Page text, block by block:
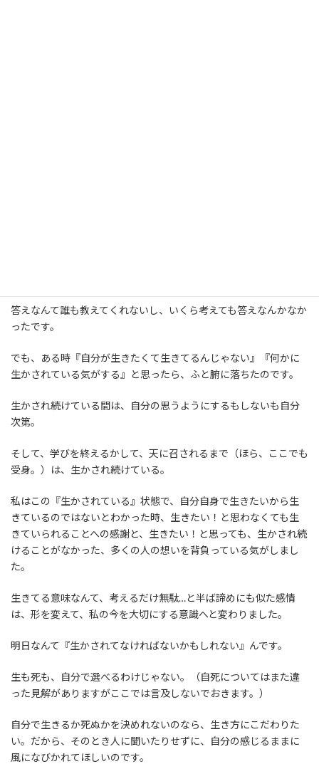
答えなんて誰も教えてくれないし、いくら考えても答えなんかなか
ったです。
でも、ある時『自分が生きたくて生きてるんじゃない』『何かに
生かされている気がする』と思ったら、ふと腑に落ちたのです。
生かされ続けている間は、自分の思うようにするもしないも自分
次第。
そして、学びを終えるかして、天に召されるまで（ほら、ここでも
受身。）は、生かされ続けている。
私はこの『生かされている』状態で、自分自身で生きたいから生
きているのではないとわかった時、生きたい！と思わなくても生
きていられることへの感謝と、生きたい！と思っても、生かされ続
けることがなかった、多くの人の想いを背負っている気がしまし
た。
生きてる意味なんて、考えるだけ無駄…と半ば諦めにも似た感情
は、形を変えて、私の今を大切にする意識へと変わりました。
明日なんて『生かされてなければないかもしれない』んです。
生も死も、自分で選べるわけじゃない。（自死についてはまた違
った見解がありますがここでは言及しないでおきます。）
自分で生きるか死ぬかを決めれないのなら、生き方にこだわりた
い。だから、そのとき人に聞いたりせずに、自分の感じるままに
風になびかれてほしいのです。